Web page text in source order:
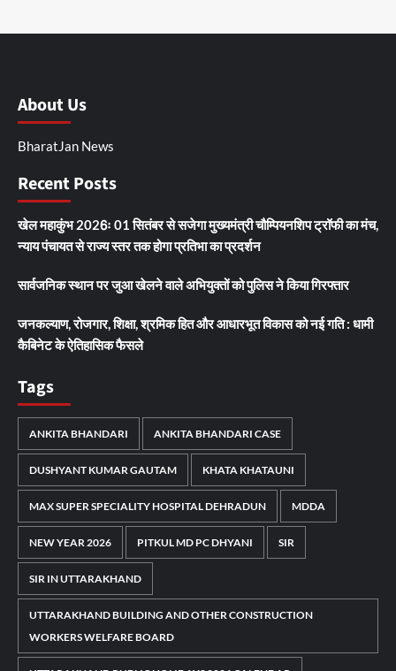
About Us
BharatJan News
Recent Posts
खेल महाकुंभ 2026ः 01 सितंबर से सजेगा मुख्यमंत्री चौम्पियनशिप ट्रॉफी का मंच,
न्याय पंचायत से राज्य स्तर तक होगा प्रतिभा का प्रदर्शन
सार्वजनिक स्थान पर जुआ खेलने वाले अभियुक्तों को पुलिस ने किया गिरफ्तार
जनकल्याण, रोजगार, शिक्षा, श्रमिक हित और आधारभूत विकास को नई गति : धामी
कैबिनेट के ऐतिहासिक फैसले
Tags
ANKITA BHANDARI ANKITA BHANDARI CASE
DUSHYANT KUMAR GAUTAM KHATA KHATAUNI
MAX SUPER SPECIALITY HOSPITAL DEHRADUN MDDA
NEW YEAR 2026 PITKUL MD PC DHYANI SIR
SIR IN UTTARAKHAND
UTTARAKHAND BUILDING AND OTHER CONSTRUCTION
WORKERS WELFARE BOARD